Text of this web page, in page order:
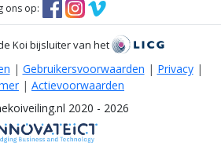
ons op:
Koi bijsluiter van het
| Gebruikersvoorwaarden | Privacy|
| Actievoorwaarden
2020 - 2026